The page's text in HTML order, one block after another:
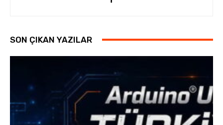
SON ÇIKAN YAZILAR